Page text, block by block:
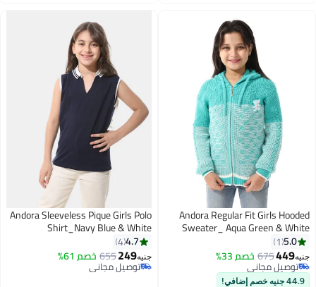
5
Andora Regular Fit Girls Hooded
Sweater_ Aqua Green & White
5.0
1
جنيه449
675 خصم 33%
توصيل مجاني
توصيل مجاني
44.9 جنيه خصم إضافي!
9
Andora Sleeveless Pique Girls Polo
Shirt_Navy Blue & White
4.7
4
جنيه249
655 خصم 61%
توصيل مجاني
توصيل مجاني